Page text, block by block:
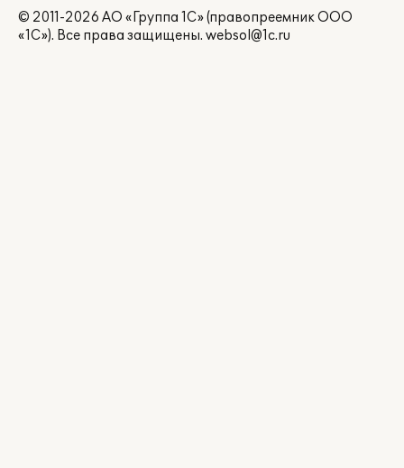
© 2011-2026 АО «Группа 1С» (правопреемник ООО
«1С»). Все права защищены. websol@1c.ru